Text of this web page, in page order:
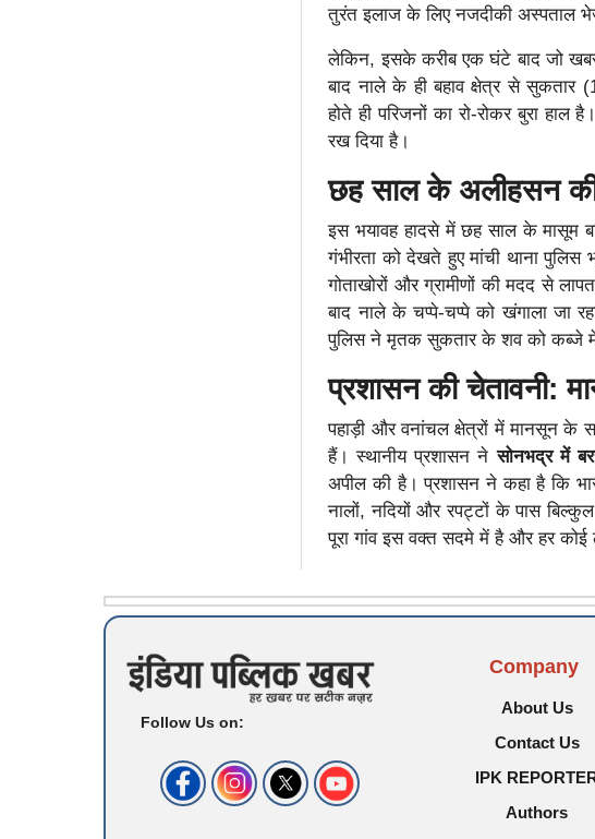
तुरंत इलाज के लिए नजदीकी अस्पताल
लेकिन, इसके करीब एक घंटे बाद जो
बाद नाले के ही बहाव क्षेत्र से सुकतार
होते ही परिजनों का रो-रोकर बुरा हाल
रख दिया है।
छह साल के अलीहसन की
इस भयावह हादसे में छह साल के
गंभीरता को देखते हुए मांची थाना
गोताखोरों और ग्रामीणों की मदद से
बाद नाले के चप्पे-चप्पे को खंगाला जा
पुलिस ने मृतक सुकतार के शव को कब्जे में
प्रशासन की चेतावनी:
पहाड़ी और वनांचल क्षेत्रों में मानसून
हैं। स्थानीय प्रशासन नेसोनभद्र में
अपील की है। प्रशासन ने कहा है कि
नालों, नदियों और रपट्टों के पास
पूरा गांव इस वक्त सदमे में है और हर
Follow Us on:
Company
About Us
Contact Us
IPK
Authors